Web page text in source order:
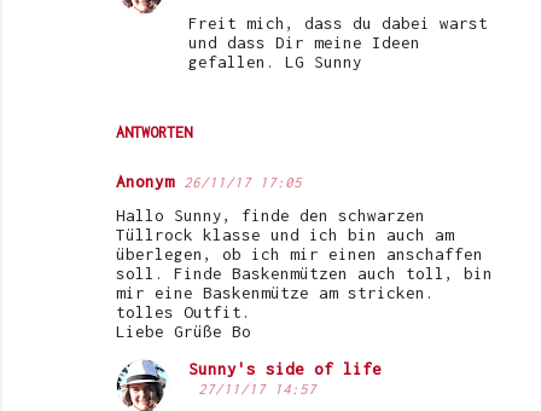
ANTWORTEN
Freit mich, dass du dabei warst
und dass Dir meine Ideen
gefallen. LG Sunny
Anonym 26/11/17 17:05
Hallo Sunny, finde den schwarzen
Tüllrock klasse und ich bin auch am
überlegen, ob ich mir einen anschaffen
soll. Finde Baskenmützen auch toll, bin
mir eine Baskenmütze am stricken.
tolles Outfit.
Liebe Grüße Bo
Sunny's side of life
27/11/17 14:57